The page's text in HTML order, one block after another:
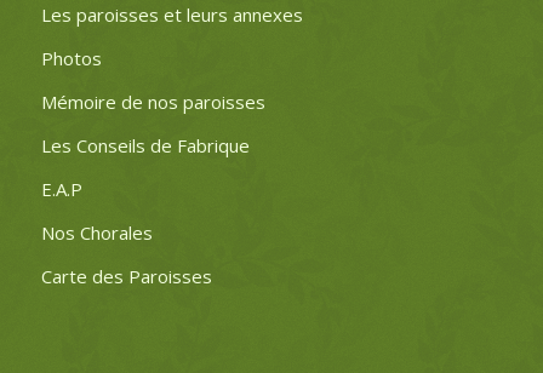
Les paroisses et leurs annexes
Photos
Mémoire de nos paroisses
Les Conseils de Fabrique
E.A.P
Nos Chorales
Carte des Paroisses